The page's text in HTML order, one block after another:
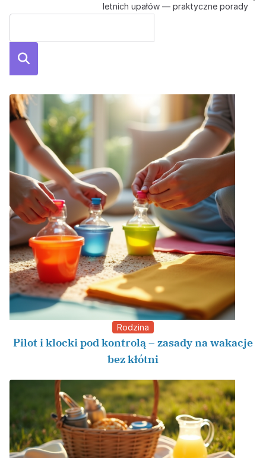
letnich upałów — praktyczne porady
Szuka
Rodzina
Pilot i klocki pod kontrolą – zasady na wakacje
bez kłótni